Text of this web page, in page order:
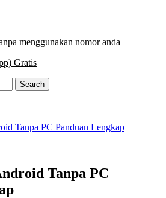
menggunakan nomor anda
Gratis
Tanpa PC Panduan Lengkap
Tanpa PC